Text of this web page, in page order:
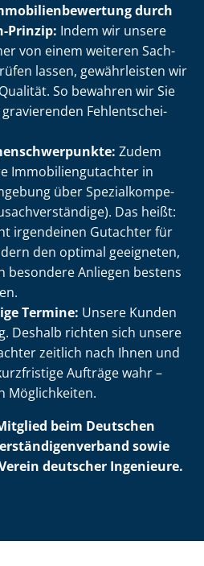
durch
Prinzip: Indem wir unsere
von einem weiteren Sach­
lassen, gewährleisten wir
So bewahren wir Sie
Fehl­ent­schei­
Zudem
Im­mo­bi­li­en­gut­ach­ter in
über Spe­zi­al­kom­pe­
Das heißt:
irgendeinen Gutachter für
den optimal geeigneten,
besondere Anliegen bestens
Termine: Unsere Kunden
Deshalb richten sich unsere
zeitlich nach Ihnen und
Aufträge wahr –
Möglichkeiten.
beim Deutschen
sowie
deutscher Ingenieure.